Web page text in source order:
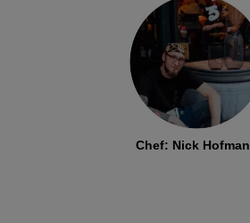
Chef: Nick Hofman